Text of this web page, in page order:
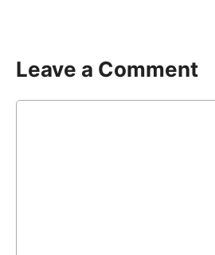
Leave a Comment
Comment